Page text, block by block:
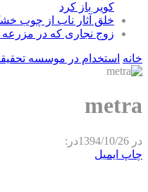
کویر باز کرد
خلق آثار ناب از چوب
زوج نجاری که در مزرعه
خانه استخدام در موسسه
metra
در 1394/10/26در:
چاپ ایمیل